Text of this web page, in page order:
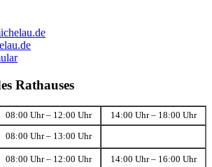
Rathauses
08:00 Uhr – 12:00 Uhr 14:00 Uhr – 18:00 Uhr
08:00 Uhr – 13:00 Uhr
08:00 Uhr – 12:00 Uhr 14:00 Uhr – 16:00 Uhr